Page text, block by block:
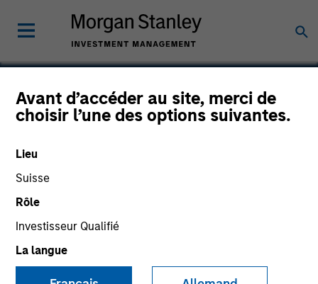
Avant d’accéder au site, merci de
choisir l’une des options suivantes.
Lieu
Suisse
Rôle
Investisseur Qualifié
La langue
NanoString Technologies